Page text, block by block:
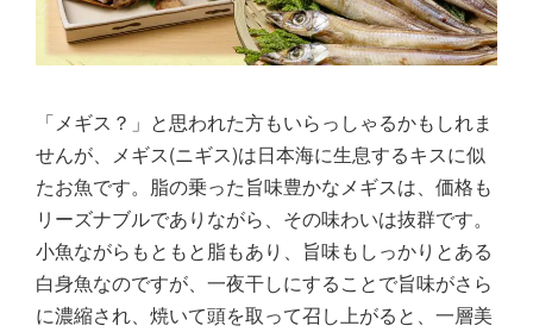
「メギス？」と思われた方もいらっしゃるかもしれま
せんが、メギス(ニギス)は日本海に生息するキスに似
たお魚です。脂の乗った旨味豊かなメギスは、価格も
リーズナブルでありながら、その味わいは抜群です。
小魚ながらもともと脂もあり、旨味もしっかりとある
白身魚なのですが、一夜干しにすることで旨味がさら
に濃縮され、焼いて頭を取って召し上がると、一層美